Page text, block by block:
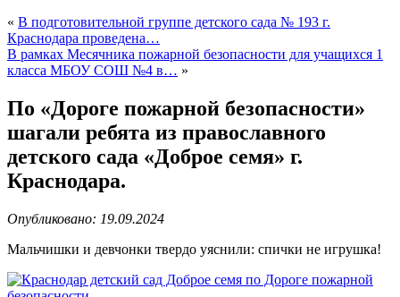
« В подготовительной группе детского сада № 193 г.
Краснодара проведена…
В рамках Месячника пожарной безопасности для учащихся 1
класса МБОУ СОШ №4 в… »
По «Дороге пожарной безопасности»
шагали ребята из православного
детского сада «Доброе семя» г.
Краснодара.
Опубликовано: 19.09.2024
Мальчишки и девчонки твердо уяснили: спички не игрушка!